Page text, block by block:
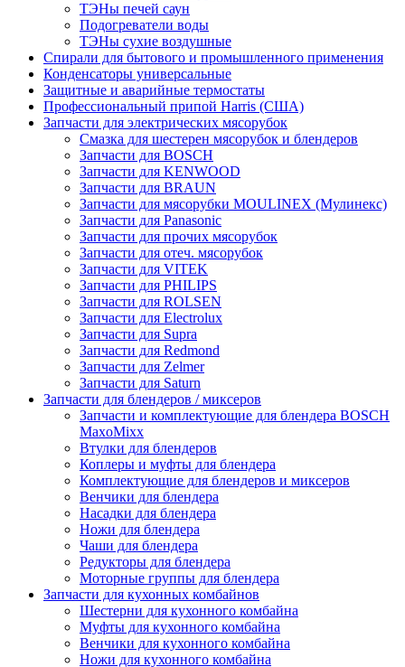
ТЭНы печей саун
Подогреватели воды
ТЭНы сухие воздушные
Спирали для бытового и промышленного применения
Конденсаторы универсальные
Защитные и аварийные термостаты
Профессиональный припой Harris (США)
Запчасти для электрических мясорубок
Смазка для шестерен мясорубок и блендеров
Запчасти для BOSCH
Запчасти для KENWOOD
Запчасти для BRAUN
Запчасти для мясорубки MOULINEX (Мулинекс)
Запчасти для Panasonic
Запчасти для прочих мясорубок
Запчасти для отеч. мясорубок
Запчасти для VITEK
Запчасти для PHILIPS
Запчасти для ROLSEN
Запчасти для Electrolux
Запчасти для Supra
Запчасти для Redmond
Запчасти для Zelmer
Запчасти для Saturn
Запчасти для блендеров / миксеров
Запчасти и комплектующие для блендера BOSCH
MaxoMixx
Втулки для блендеров
Коплеры и муфты для блендера
Комплектующие для блендеров и миксеров
Венчики для блендера
Насадки для блендера
Ножи для блендера
Чаши для блендера
Редукторы для блендера
Моторные группы для блендера
Запчасти для кухонных комбайнов
Шестерни для кухонного комбайна
Муфты для кухонного комбайна
Венчики для кухонного комбайна
Ножи для кухонного комбайна